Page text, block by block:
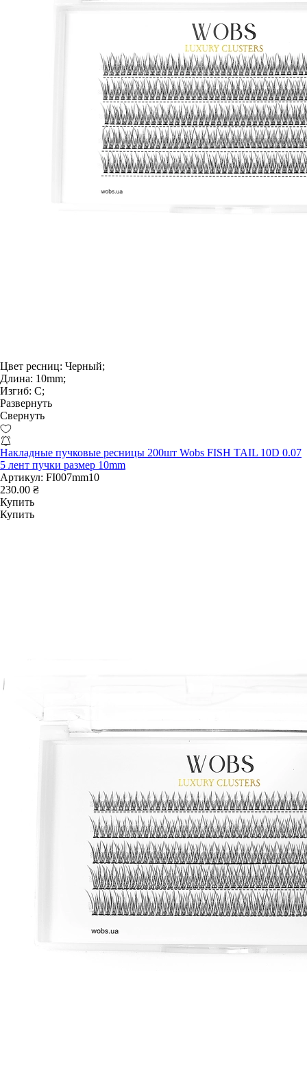
Цвет ресниц: Черный;
Длина: 10mm;
Изгиб: С;
Развернуть
Свернуть
Накладные пучковые ресницы 200шт Wobs FISH TAIL 10D 0.07
5 лент пучки размер 10mm
Артикул: FI007mm10
230.00 ₴
Купить
Купить